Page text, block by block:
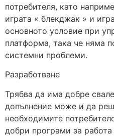
потребителя, като
играта « блекджак » и
основното условие при
платформа, така че няма
системни проблеми.
Разработване
Трябва да има добре
допълнение може и да
необходимите
добри програми за